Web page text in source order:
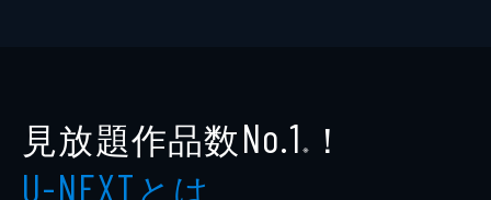
見放題作品数No.1 ※ ！
U-NEXTとは